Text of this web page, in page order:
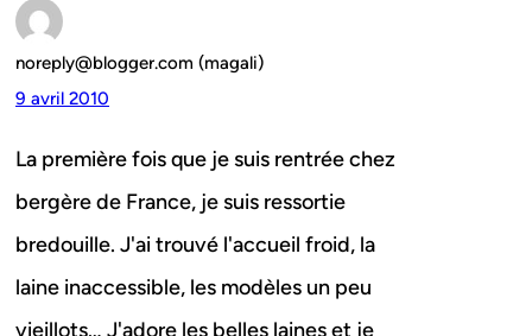
noreply@blogger.com (magali)
9 avril 2010
La première fois que je suis rentrée chez
bergère de France, je suis ressortie
bredouille. J'ai trouvé l'accueil froid, la
laine inaccessible, les modèles un peu
vieillots… J'adore les belles laines et je